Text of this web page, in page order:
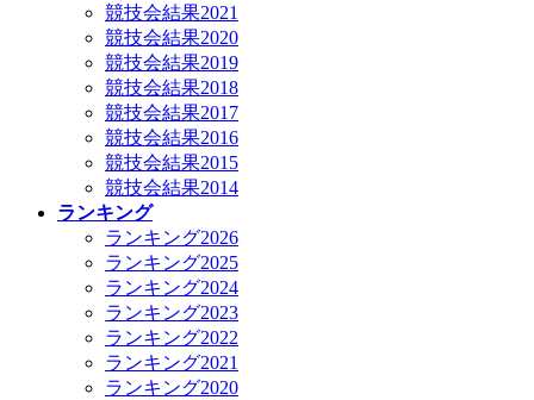
競技会結果2021
競技会結果2020
競技会結果2019
競技会結果2018
競技会結果2017
競技会結果2016
競技会結果2015
競技会結果2014
ランキング
ランキング2026
ランキング2025
ランキング2024
ランキング2023
ランキング2022
ランキング2021
ランキング2020